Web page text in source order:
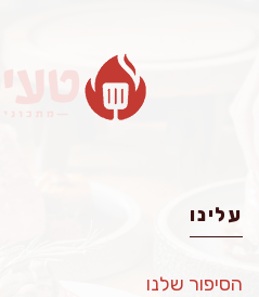
עלינו
הסיפור שלנו